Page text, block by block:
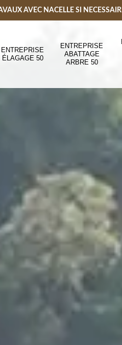
AVEC NACELLE SI
ENTREPRISE
ÉLAGAGE 50
ENTREPRISE
ABATTAGE
ARBRE 50